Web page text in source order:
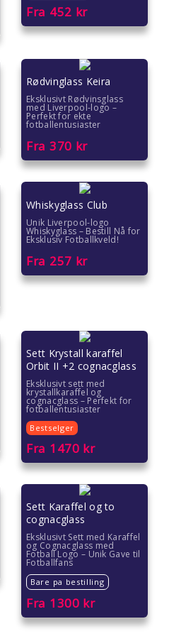
Fra 452 kr
Rødvinglass Keira
Eksklusivt Rødvinsglass
med Liverpool-logo –
Perfekt for ekte
fotballentusiaster
Fra 370 kr
Whiskyglass Club
Unik Liverpool-logo
Whiskyglass – Bestill Nå for
Eksklusiv Fotballkveld!
Fra 257 kr
Sett Krystall karaffel
Orbit II +2 cognacglass
Eksklusivt sett med
krystallkaraffel og
cognacglass – Perfekt for
fotballentusiaster
Bestselger
Fra 1470 kr
Sett Karaffel og to
cognacglass
Eksklusivt Sett med Karaffel
og Cognacglass med
Fotball Logo – Unik Gave til
Fotballfans
Bare pa bestilling
Fra 1300 kr